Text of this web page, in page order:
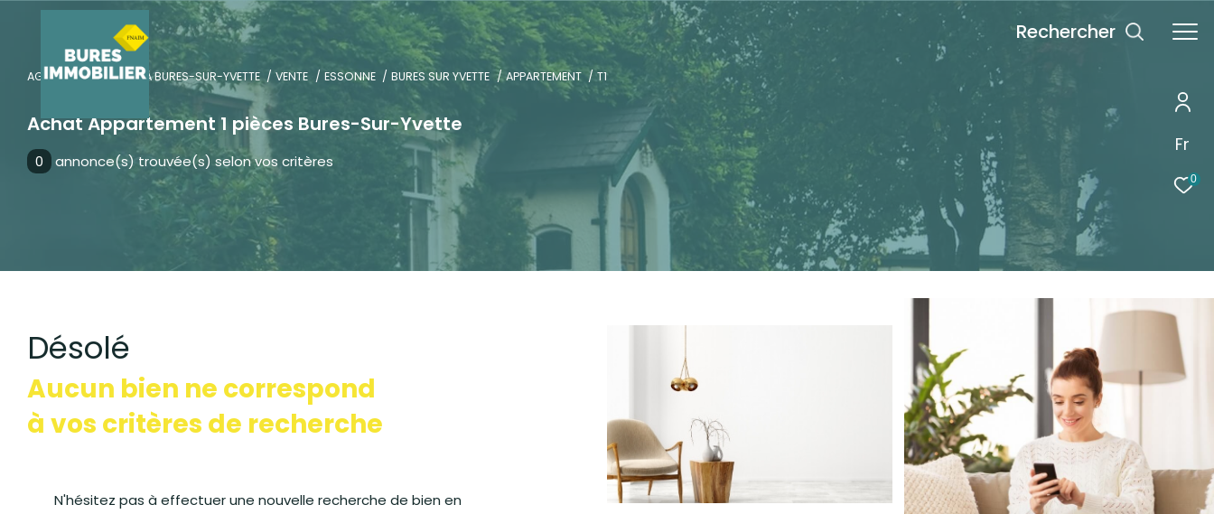
Fr
0
rechercher
AGENCE IMMOBILIÈRE À BURES-SUR-YVETTE VENTE ESSONNE BURES SUR YVETTE APPARTEMENT T1
Achat Appartement 1 pièces Bures-Sur-Yvette
0 annonce(s) trouvée(s) selon vos critères
Désolé
Aucun bien ne correspond
à vos critères de recherche
N'hésitez pas à effectuer une nouvelle recherche de bien en